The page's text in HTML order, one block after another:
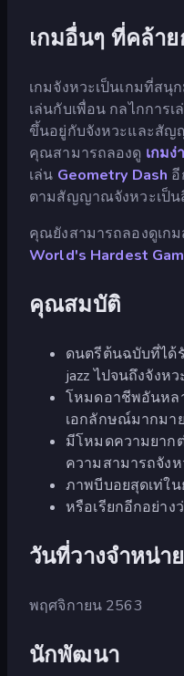
เกมอื่นๆ ที่คล้า
เกมจังหวะเป็นเกมที่สนุ
เล่นกับเพื่อน กลไกการ
ขึ้นอยู่กับจังหวะและสั
คุณสามารถลองดู เกมง่
เล่น Geometry Dash
ตามสัญญาณจังหวะเป็
คุณยังสามารถลองดูเก
World's Hardest
คุณสมบัติ
ดนตรีต้นฉบับที่ได้
jazz ไปจนถึงจังห
โหมดอาชีพอันหล
เอกลักษณ์มากมาย
มีโหมดความยาก
ความสามารถจัง
ภาพบีบอยสุดเท่ใ
หรือเรียกอีกอย่าง
วันที่วางจำหน่าย
พฤศจิกายน 2563
นักพัฒนา